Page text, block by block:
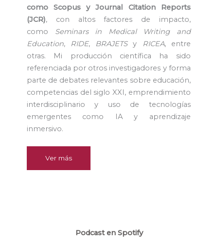
como Scopus y Journal Citation Reports
(JCR), con altos factores de impacto,
como Seminars in Medical Writing and
Education, RIDE, BRAJETSy RICEA, entre
otras. Mi producción científica ha sido
referenciada por otros investigadores y forma
parte de debates relevantes sobre educación,
competencias del siglo XXI, emprendimiento
interdisciplinario y uso de tecnologías
emergentes como IA y aprendizaje
inmersivo.
Ver más
Podcast en Spotify